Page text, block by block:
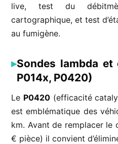
live, test du
cartographique, et test
au fumigène.
Sondes lambda et
P014x, P0420)
Le P0420(efficacité
est emblématique des
km. Avant de remplacer le
€ pièce) il convient